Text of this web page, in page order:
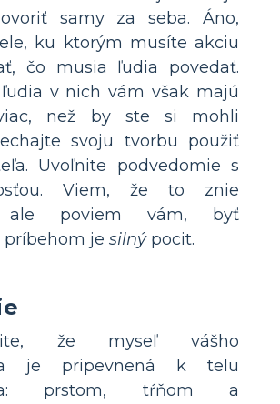
samy za seba. Áno,
ku ktorým musíte akciu
čo musia ľudia povedať.
v nich vám však majú
než by ste si mohli
svoju tvorbu použiť
Uvoľnite podvedomie s
Viem, že to znie
ale poviem vám, byť
príbehom je silnýpocit.
že myseľ vášho
je pripevnená k telu
prstom, tŕňom a